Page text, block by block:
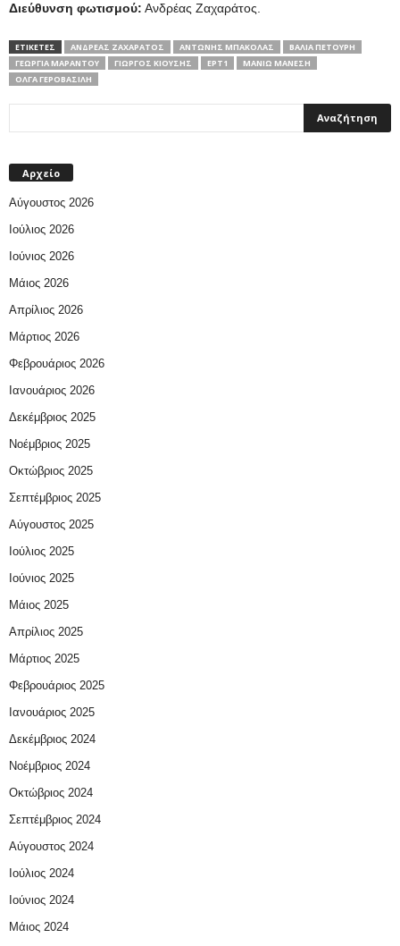
Διεύθυνση φωτισμού: Ανδρέας Ζαχαράτος.
ΕΤΙΚΕΤΕΣ ΑΝΔΡΈΑΣ ΖΑΧΑΡΆΤΟΣ ΑΝΤΏΝΗΣ ΜΠΑΚΌΛΑΣ
ΒΆΛΙΑ ΠΕΤΟΎΡΗ
ΓΕΩΡΓΊΑ ΜΑΡΆΝΤΟΥ
ΓΙΏΡΓΟΣ ΚΙΟΎΣΗΣ ΕΡΤ1
ΜΑΝΙΏ ΜΆΝΕΣΗ
ΌΛΓΑ ΓΕΡΟΒΑΣΊΛΗ
Αρχείο
Αύγουστος 2026
Ιούλιος 2026
Ιούνιος 2026
Μάιος 2026
Απρίλιος 2026
Μάρτιος 2026
Φεβρουάριος 2026
Ιανουάριος 2026
Δεκέμβριος 2025
Νοέμβριος 2025
Οκτώβριος 2025
Σεπτέμβριος 2025
Αύγουστος 2025
Ιούλιος 2025
Ιούνιος 2025
Μάιος 2025
Απρίλιος 2025
Μάρτιος 2025
Φεβρουάριος 2025
Ιανουάριος 2025
Δεκέμβριος 2024
Νοέμβριος 2024
Οκτώβριος 2024
Σεπτέμβριος 2024
Αύγουστος 2024
Ιούλιος 2024
Ιούνιος 2024
Μάιος 2024